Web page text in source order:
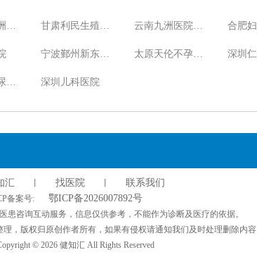
合肥
深圳儿科医院
汇 找医院 联系我们
备案号: 鄂ICP备2026007892号
患咨询互动服务，信息仅供参考，不能作为诊断及医疗的依据。
，版权归原创作者所有，如果有侵权请通知我们及时处理删除内容
© 2026 健知汇 All Rights Reserved